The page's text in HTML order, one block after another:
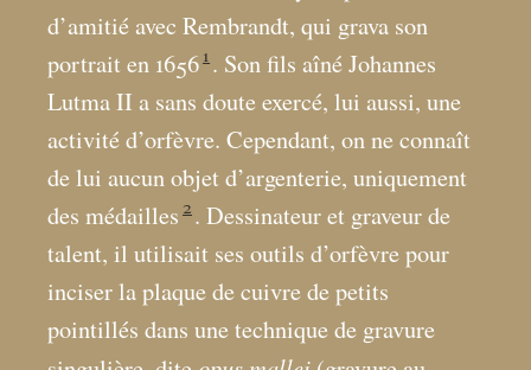
d’amitié avec Rembrandt, qui grava son
portrait en 1656 1 . Son fils aîné Johannes
Lutma II a sans doute exercé, lui aussi, une
activité d’orfèvre. Cependant, on ne connaît
de lui aucun objet d’argenterie, uniquement
des médailles 2 . Dessinateur et graveur de
talent, il utilisait ses outils d’orfèvre pour
inciser la plaque de cuivre de petits
pointillés dans une technique de gravure